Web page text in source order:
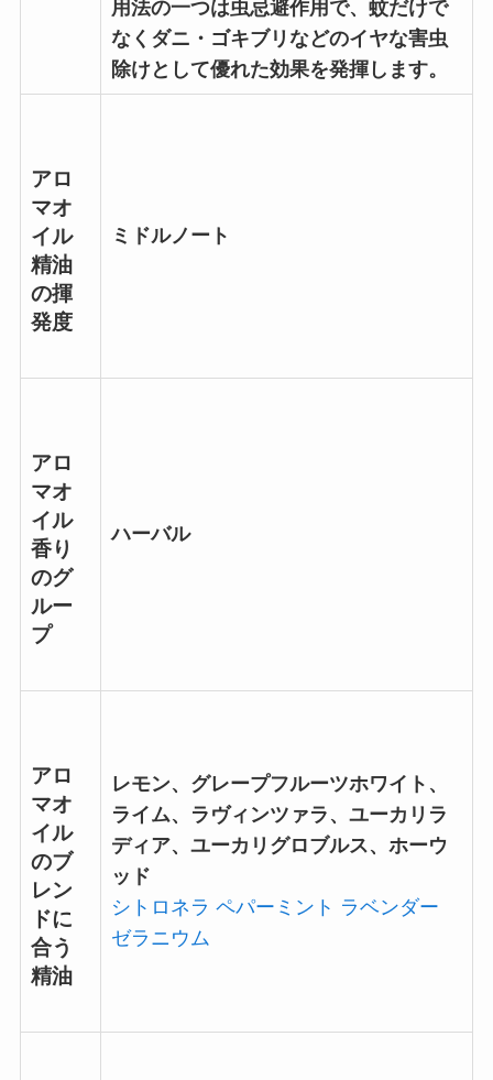
用法の一つは虫忌避作用で、蚊だけで
なくダニ・ゴキブリなどのイヤな害虫
除けとして優れた効果を発揮します。
アロ
マオ
イル
精油
の揮
発度
ミドルノート
アロ
マオ
イル
香り
のグ
ルー
プ
ハーバル
アロ
マオ
イル
のブ
レン
ドに
合う
精油
レモン、グレープフルーツホワイト、
ライム、ラヴィンツァラ、ユーカリラ
ディア、ユーカリグロブルス、ホーウ
ッド
シトロネラ ペパーミント ラベンダー
ゼラニウム